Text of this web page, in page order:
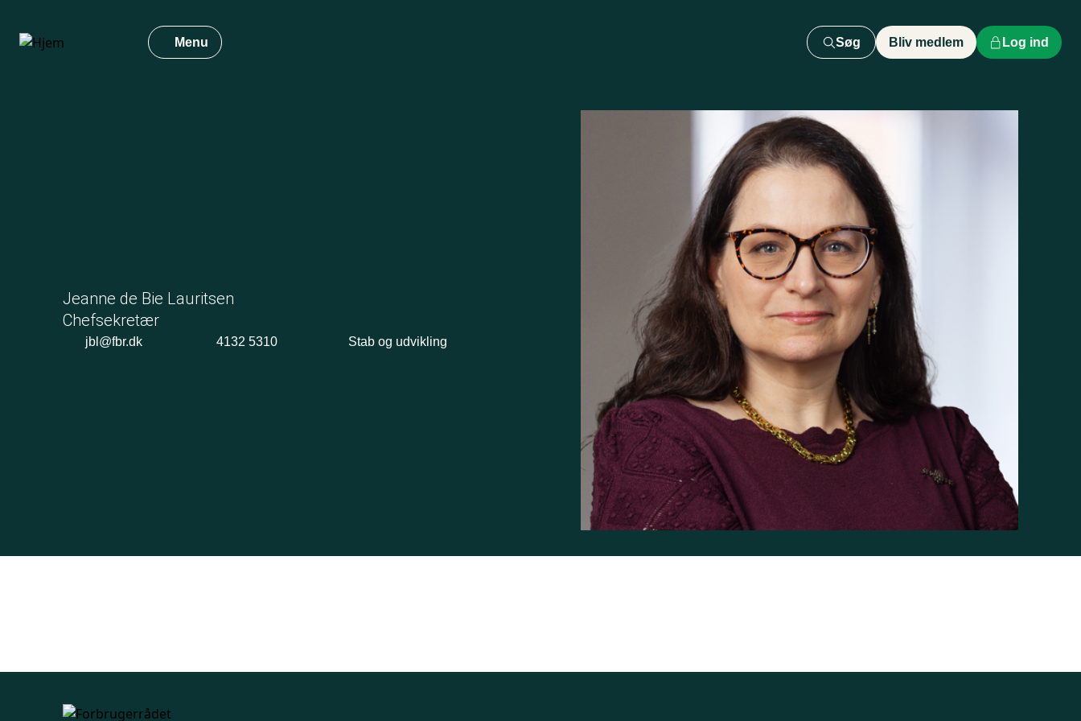
hovedindhold
Menu Søg Bliv medlem Log ind
Jeanne de Bie Lauritsen
Chefsekretær
jbl@fbr.dk 4132 5310 Stab og udvikling